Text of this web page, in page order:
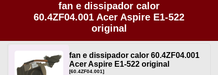
fan e dissipador calor
60.4ZF04.001 Acer Aspire E1-522
original
fan e dissipador calor 60.4ZF04.001
Acer Aspire E1-522 original
[60.4ZF04.001]